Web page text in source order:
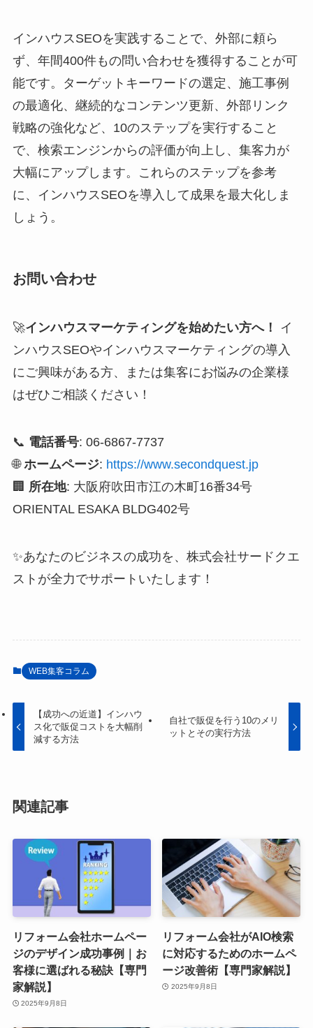
インハウスSEOを実践することで、外部に頼ら
ず、年間400件もの問い合わせを獲得することが可
能です。ターゲットキーワードの選定、施工事例
の最適化、継続的なコンテンツ更新、外部リンク
戦略の強化など、10のステップを実行すること
で、検索エンジンからの評価が向上し、集客力が
大幅にアップします。これらのステップを参考
に、インハウスSEOを導入して成果を最大化しま
しょう。
お問い合わせ
🚀インハウスマーケティングを始めたい方へ！
イ
ンハウスSEOやインハウスマーケティングの導入
にご興味がある方、または集客にお悩みの企業様
はぜひご相談ください！
📞 電話番号: 06-6867-7737
🌐ホームページ: https://www.secondquest.jp
🏢 所在地: 大阪府吹田市江の木町16番34号
ORIENTAL ESAKA BLDG402号
✨あなたのビジネスの成功を、株式会社サードクエ
ストが全力でサポートいたします！
WEB集客コラム
【成功への近道】インハウ
ス化で販促コストを大幅削
減する方法
自社で販促を行う10のメリ
ットとその実行方法
関連記事
リフォーム会社ホームペー
ジのデザイン成功事例｜お
客様に選ばれる秘訣【専門
家解説】
2025年9月8日
リフォーム会社がAIO検索
に対応するためのホームペ
ージ改善術【専門家解説】
2025年9月8日